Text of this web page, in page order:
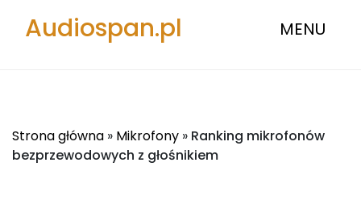
Audiospan.pl MENU
Strona główna » Mikrofony » Ranking mikrofonów
bezprzewodowych z głośnikiem